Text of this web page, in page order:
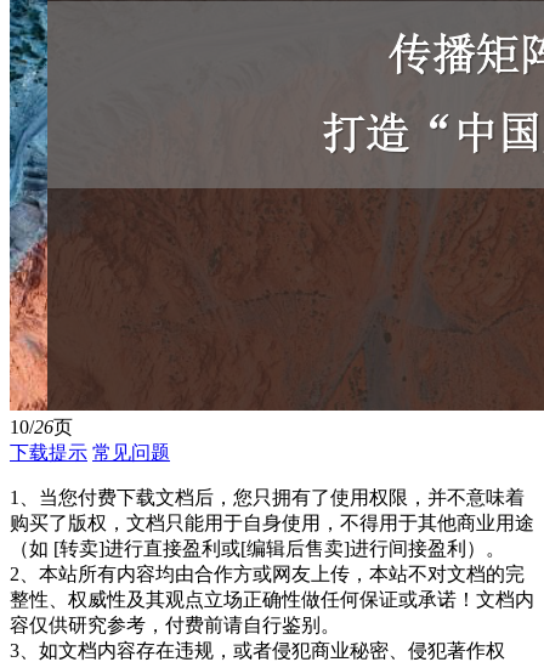
10/26页
下载提示 常见问题
1、当您付费下载文档后，您只拥有了使用权限，并不意味着
购买了版权，文档只能用于自身使用，不得用于其他商业用途
（如 [转卖]进行直接盈利或[编辑后售卖]进行间接盈利）。
2、本站所有内容均由合作方或网友上传，本站不对文档的完
整性、权威性及其观点立场正确性做任何保证或承诺！文档内
容仅供研究参考，付费前请自行鉴别。
3、如文档内容存在违规，或者侵犯商业秘密、侵犯著作权